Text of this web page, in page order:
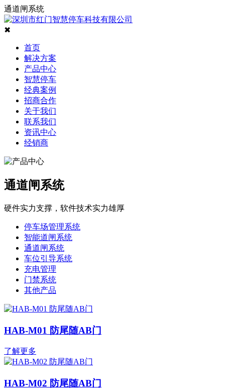
通道闸系统
✖
首页
解决方案
产品中心
智慧停车
经典案例
招商合作
关于我们
联系我们
资讯中心
经销商
通道闸系统
硬件实力支撑，软件技术实力雄厚
停车场管理系统
智能道闸系统
通道闸系统
车位引导系统
充电管理
门禁系统
其他产品
HAB-M01 防尾随AB门
了解更多
HAB-M02 防尾随AB门